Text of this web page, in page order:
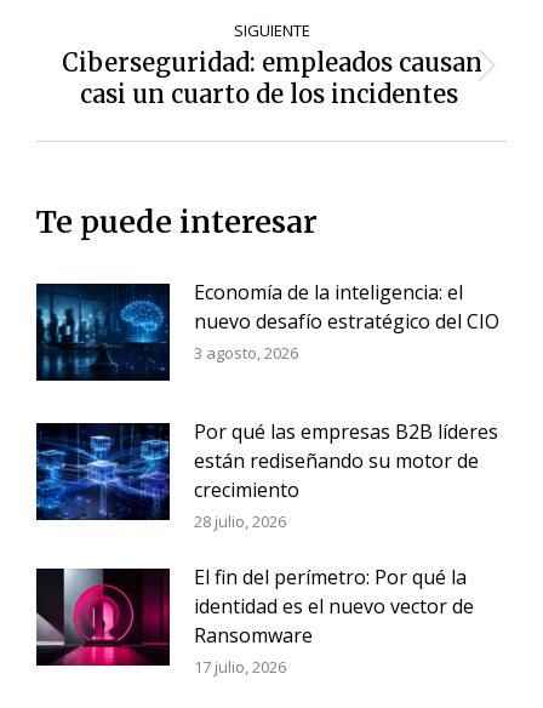
SIGUIENTE
Siguiente
entrada:
Ciberseguridad: empleados causan
casi un cuarto de los incidentes
Te puede interesar
Economía de la inteligencia: el
nuevo desafío estratégico del CIO
3 agosto, 2026
Por qué las empresas B2B líderes
están rediseñando su motor de
crecimiento
28 julio, 2026
El fin del perímetro: Por qué la
identidad es el nuevo vector de
Ransomware
17 julio, 2026